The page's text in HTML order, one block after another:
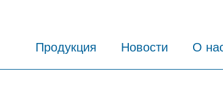
Продукция Новости О